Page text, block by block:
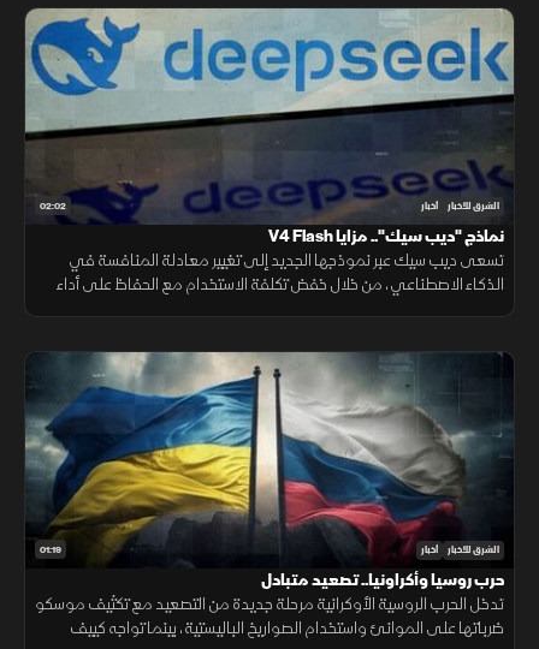
02:02 الشرق للأخبار أخبار
نماذج "ديب سيك".. مزايا V4 Flash
تسعى ديب سيك عبر نموذجها الجديد إلى تغيير معادلة المنافسة في
الذكاء الاصطناعي، من خلال خفض تكلفة الاستخدام مع الحفاظ على أداء
01:19 الشرق للأخبار أخبار
حرب روسيا وأكراونيا.. تصعيد متبادل
تدخل الحرب الروسية الأوكرانية مرحلة جديدة من التصعيد مع تكثيف موسكو
ضرباتها على الموانئ واستخدام الصواريخ الباليستية، بينما تواجه كييف